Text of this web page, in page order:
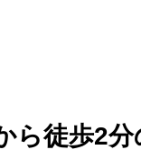
ら徒歩2